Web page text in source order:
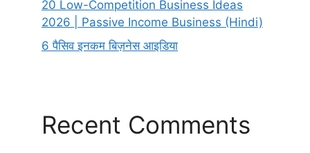
20 Low-Competition Business Ideas
2026 | Passive Income Business (Hindi)
6 पैसिव इनकम बिज़नेस आइडिया
Recent Comments